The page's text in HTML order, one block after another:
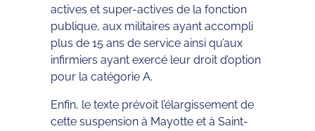
actives et super-actives de la fonction
publique, aux militaires ayant accompli
plus de 15 ans de service ainsi qu’aux
infirmiers ayant exercé leur droit d’option
pour la catégorie A.
Enfin, le texte prévoit l’élargissement de
cette suspension à Mayotte et à Saint-